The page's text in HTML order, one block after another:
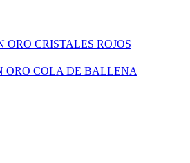
CRISTALES ROJOS